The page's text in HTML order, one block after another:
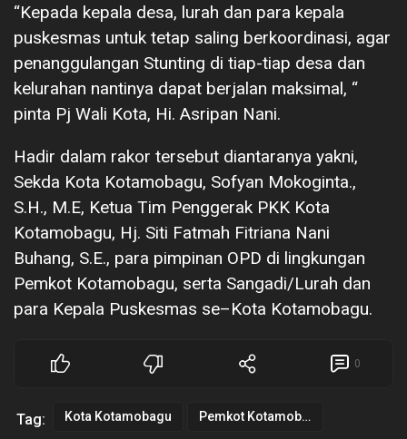
“Kepada kepala desa, lurah dan para kepala
puskesmas untuk tetap saling berkoordinasi, agar
penanggulangan Stunting di tiap-tiap desa dan
kelurahan nantinya dapat berjalan maksimal, “
pinta Pj Wali Kota, Hi. Asripan Nani.
Hadir dalam rakor tersebut diantaranya yakni,
Sekda Kota Kotamobagu, Sofyan Mokoginta.,
S.H., M.E, Ketua Tim Penggerak PKK Kota
Kotamobagu, Hj. Siti Fatmah Fitriana Nani
Buhang, S.E., para pimpinan OPD di lingkungan
Pemkot Kotamobagu, serta Sangadi/Lurah dan
para Kepala Puskesmas se–Kota Kotamobagu.
0
Tag: Kota Kotamobagu Pemkot Kotamobagu